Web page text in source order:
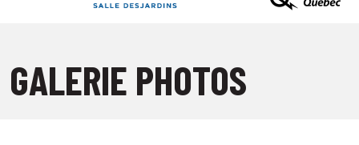
GALERIE PHOTOS